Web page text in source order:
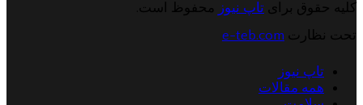
کلیه حقوق برای تاپ نیوز
محفوظ است.
تحت نظارت e-teb.com
تاپ نیوز
همه مقالات